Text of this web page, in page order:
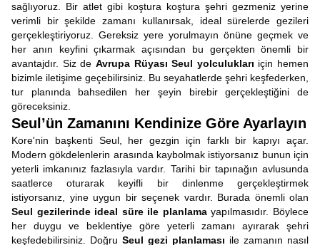
sağlıyoruz. Bir atlet gibi koştura koştura şehri gezmeniz yerine
verimli bir şekilde zamanı kullanırsak, ideal sürelerde gezileri
gerçekleştiriyoruz. Gereksiz yere yorulmayın önüne geçmek ve
her anın keyfini çıkarmak açısından bu gerçekten önemli bir
avantajdır. Siz de Avrupa Rüyası Seul yolculukları için hemen
bizimle iletişime geçebilirsiniz. Bu seyahatlerde şehri keşfederken,
tur planında bahsedilen her şeyin birebir gerçekleştiğini de
göreceksiniz.
Seul’ün Zamanını Kendinize Göre Ayarlayın
Kore'nin başkenti Seul, her gezgin için farklı bir kapıyı açar.
Modern gökdelenlerin arasında kaybolmak istiyorsanız bunun için
yeterli imkanınız fazlasıyla vardır. Tarihi bir tapınağın avlusunda
saatlerce oturarak keyifli bir dinlenme gerçekleştirmek
istiyorsanız, yine uygun bir seçenek vardır. Burada önemli olan
Seul gezilerinde ideal süre ile planlamayapılmasıdır. Böylece
her duygu ve beklentiye göre yeterli zamanı ayırarak şehri
keşfedebilirsiniz. Doğru Seul gezi planlaması ile zamanın nasıl